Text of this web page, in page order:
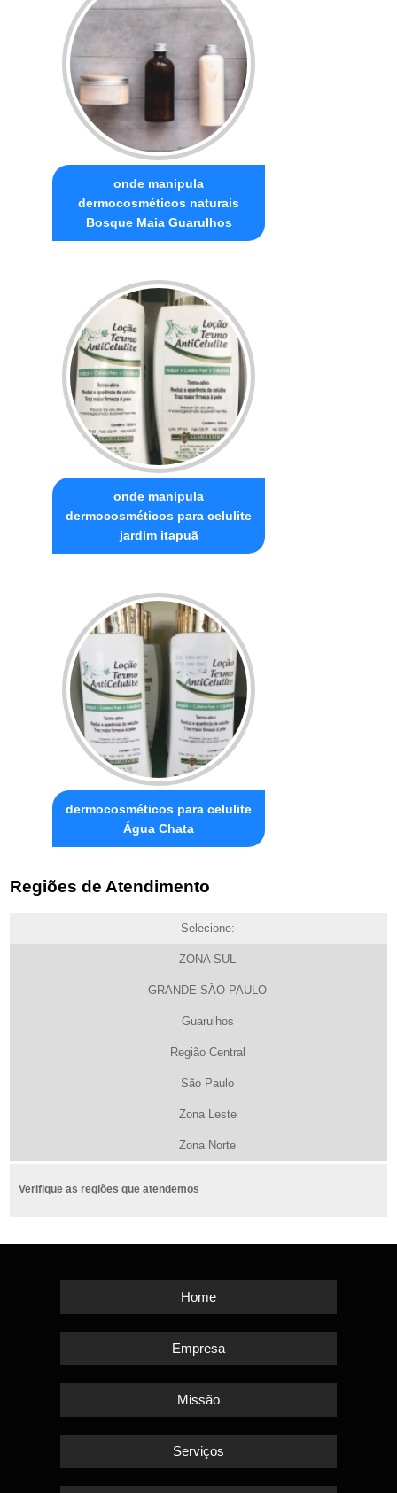
onde manipula
dermocosméticos naturais
Bosque Maia Guarulhos
onde manipula
dermocosméticos para celulite
jardim itapuã
dermocosméticos para celulite
Água Chata
Regiões de Atendimento
Selecione:
ZONA SUL
GRANDE SÃO PAULO
Guarulhos
Região Central
São Paulo
Zona Leste
Zona Norte
Verifique as regiões que atendemos
Home
Empresa
Missão
Serviços